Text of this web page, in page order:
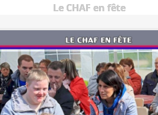
Le CHAF en fête